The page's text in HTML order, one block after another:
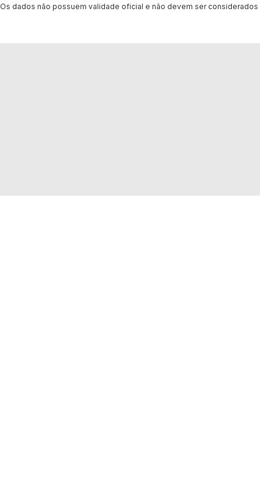
Os dados não possuem validade oficial e não devem ser